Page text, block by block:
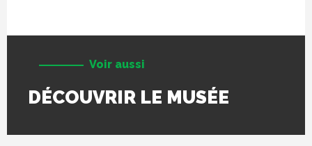
Voir aussi
DÉCOUVRIR LE MUSÉE